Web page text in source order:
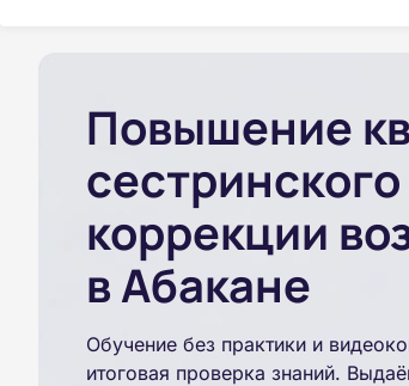
Повышение
коррекции
в Абакане
Обучение без практики и
итоговая проверка знаний.